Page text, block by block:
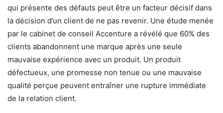
qui présente des défauts peut être un facteur décisif dans
la décision d’un client de ne pas revenir. Une étude menée
par le cabinet de conseil Accenture a révélé que 60% des
clients abandonnent une marque après une seule
mauvaise expérience avec un produit. Un produit
défectueux, une promesse non tenue ou une mauvaise
qualité perçue peuvent entraîner une rupture immédiate
de la relation client.